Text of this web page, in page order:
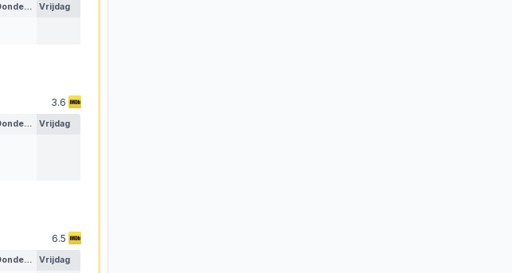
Donderdag Vrijdag
3.6
Donderdag Vrijdag
6.5
Donderdag Vrijdag